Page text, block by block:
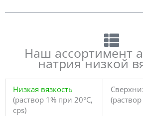
Наш ассортимент
натрия низкой
Низкая вязкость
(раствор 1% при 20°C,
cps)